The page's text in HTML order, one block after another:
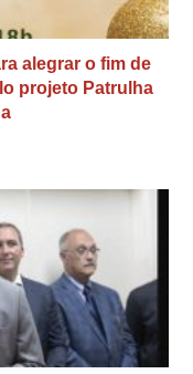
alegrar o fim de
projeto Patrulha